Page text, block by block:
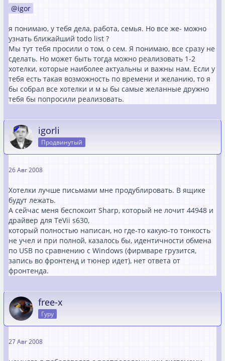
igor
я понимаю, у тебя дела, работа, семья. Но все же- можно
узнать ближайший todo list ?
Мы тут тебя просили о том, о сем. Я понимаю, все сразу не
сделать. Но может быть тогда можно реализовать 1-2
хотелки, которые наиболее актуальны и важны нам. Если у
тебя есть такая возможность по времени и желанию, то я
бы собрал все хотелки и м ы бы самые желанные дружно
тебя бы попросили реализовать.
igorli
Продвинутый
26 Авг 2008
Хотелки лучше письмами мне продублировать. В ящике
будут лежать.
А сейчас меня беспокоит Sharp, который не лочит 44948 и
драйвер для TeVii s630,
который полностью написан, но где-то какую-то тонкость
не учел и при полной, казалось бы, идентичности обмена
по USB по сравнению с Windows (фирмваре грузится,
запись во фронтенд и тюнер идет), нет ответа от
фронтенда.
free-x
Гуру
27 Авг 2008